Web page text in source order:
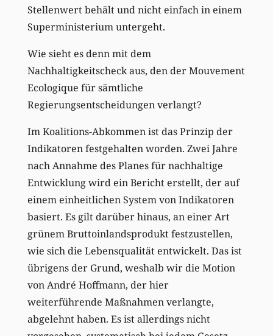
Stellenwert behält und nicht einfach in einem
Superministerium untergeht.
Wie sieht es denn mit dem
Nachhaltigkeitscheck aus, den der Mouvement
Ecologique für sämtliche
Regierungsentscheidungen verlangt?
Im Koalitions-Abkommen ist das Prinzip der
Indikatoren festgehalten worden. Zwei Jahre
nach Annahme des Planes für nachhaltige
Entwicklung wird ein Bericht erstellt, der auf
einem einheitlichen System von Indikatoren
basiert. Es gilt darüber hinaus, an einer Art
grünem Bruttoinlandsprodukt festzustellen,
wie sich die Lebensqualität entwickelt. Das ist
übrigens der Grund, weshalb wir die Motion
von André Hoffmann, der hier
weiterführende Maßnahmen verlangte,
abgelehnt haben. Es ist allerdings nicht